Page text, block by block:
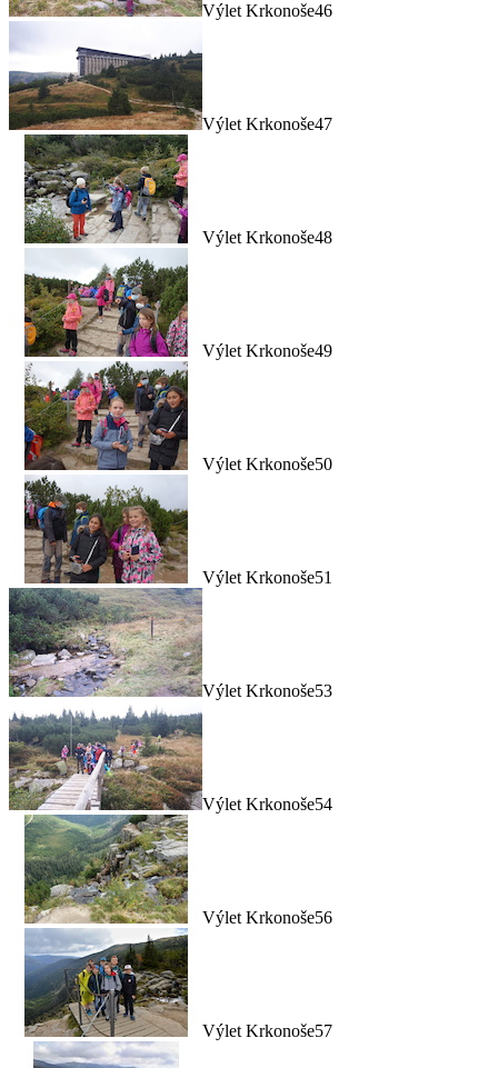
Výlet Krkonoše46
Výlet Krkonoše47
Výlet Krkonoše48
Výlet Krkonoše49
Výlet Krkonoše50
Výlet Krkonoše51
Výlet Krkonoše53
Výlet Krkonoše54
Výlet Krkonoše56
Výlet Krkonoše57